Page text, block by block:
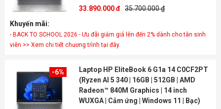
33.890.000 đ 35.700.000 ₫
Khuyến mãi:
- BACK TO SCHOOL 2026 - Ưu đãi giảm giá lên đến 2% dành cho tân sinh
viên >> Xem chi tiết chương trình tại đây.
-6%
Laptop HP EliteBook 6 G1a 14 C0CF2PT
(Ryzen AI 5 340 | 16GB | 512GB | AMD
Radeon™ 840M Graphics | 14 inch
WUXGA | Cảm ứng | Windows 11 | Bạc)